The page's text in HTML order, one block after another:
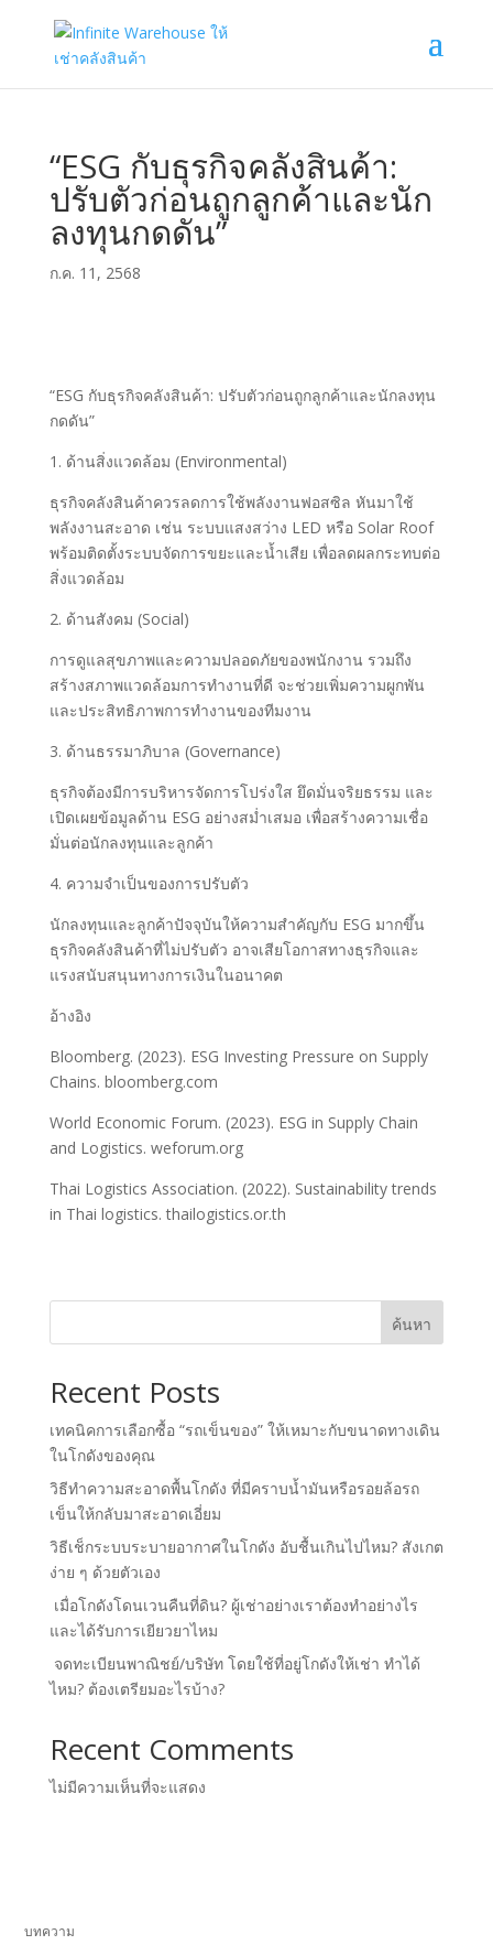
“ESG กับธุรกิจคลังสินค้า:
ปรับตัวก่อนถูกลูกค้าและนัก
ลงทุนกดดัน”
ก.ค. 11, 2568
“ESG กับธุรกิจคลังสินค้า: ปรับตัวก่อนถูกลูกค้าและนักลงทุน
กดดัน”
1. ด้านสิ่งแวดล้อม (Environmental)
ธุรกิจคลังสินค้าควรลดการใช้พลังงานฟอสซิล หันมาใช้
พลังงานสะอาด เช่น ระบบแสงสว่าง LED หรือ Solar Roof
พร้อมติดตั้งระบบจัดการขยะและน้ำเสีย เพื่อลดผลกระทบต่อ
สิ่งแวดล้อม
2. ด้านสังคม (Social)
การดูแลสุขภาพและความปลอดภัยของพนักงาน รวมถึง
สร้างสภาพแวดล้อมการทำงานที่ดี จะช่วยเพิ่มความผูกพัน
และประสิทธิภาพการทำงานของทีมงาน
3. ด้านธรรมาภิบาล (Governance)
ธุรกิจต้องมีการบริหารจัดการโปร่งใส ยึดมั่นจริยธรรม และ
เปิดเผยข้อมูลด้าน ESG อย่างสม่ำเสมอ เพื่อสร้างความเชื่อ
มั่นต่อนักลงทุนและลูกค้า
4. ความจำเป็นของการปรับตัว
นักลงทุนและลูกค้าปัจจุบันให้ความสำคัญกับ ESG มากขึ้น
ธุรกิจคลังสินค้าที่ไม่ปรับตัว อาจเสียโอกาสทางธุรกิจและ
แรงสนับสนุนทางการเงินในอนาคต
อ้างอิง
Bloomberg. (2023). ESG Investing Pressure on Supply
Chains. bloomberg.com
World Economic Forum. (2023). ESG in Supply Chain
and Logistics. weforum.org
Thai Logistics Association. (2022). Sustainability trends
in Thai logistics. thailogistics.or.th
ค้นหา
Recent Posts
เทคนิคการเลือกซื้อ “รถเข็นของ” ให้เหมาะกับขนาดทางเดิน
ในโกดังของคุณ
วิธีทำความสะอาดพื้นโกดัง ที่มีคราบน้ำมันหรือรอยล้อรถ
เข็นให้กลับมาสะอาดเอี่ยม
วิธีเช็กระบบระบายอากาศในโกดัง อับชื้นเกินไปไหม? สังเกต
ง่าย ๆ ด้วยตัวเอง
เมื่อโกดังโดนเวนคืนที่ดิน? ผู้เช่าอย่างเราต้องทำอย่างไร
และได้รับการเยียวยาไหม
จดทะเบียนพาณิชย์/บริษัท โดยใช้ที่อยู่โกดังให้เช่า ทำได้
ไหม? ต้องเตรียมอะไรบ้าง?
Recent Comments
ไม่มีความเห็นที่จะแสดง
บทความ